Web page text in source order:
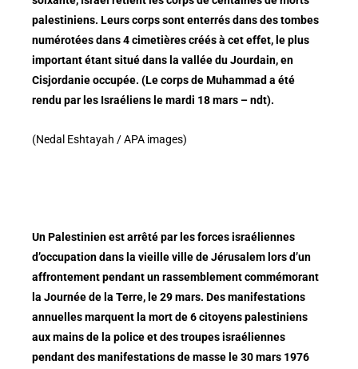
palestiniens. Leurs corps sont enterrés dans des tombes
numérotées dans 4 cimetières créés à cet effet, le plus
important étant situé dans la vallée du Jourdain, en
Cisjordanie occupée. (Le corps de Muhammad a été
rendu par les Israéliens le mardi 18 mars – ndt).
(Nedal Eshtayah / APA images)
Un Palestinien est arrêté par les forces israéliennes
d’occupation dans la vieille ville de Jérusalem lors d’un
affrontement pendant un rassemblement commémorant
la Journée de la Terre, le 29 mars. Des manifestations
annuelles marquent la mort de 6 citoyens palestiniens
aux mains de la police et des troupes israéliennes
pendant des manifestations de masse le 30 mars 1976